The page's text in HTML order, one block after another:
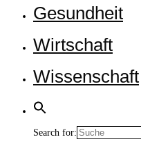
Gesund­heit
Wirt­schaft
Wis­sen­schaft
Search for: